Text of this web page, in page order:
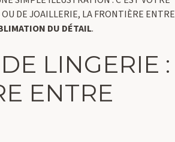
DE JOAILLERIE, LA FRONTIÈRE ENTRE
DU DÉTAIL.
LINGERIE :
ENTRE